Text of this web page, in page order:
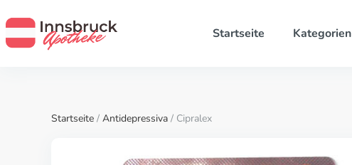
Startseite Kategorien
Startseite / Antidepressiva / Cipralex